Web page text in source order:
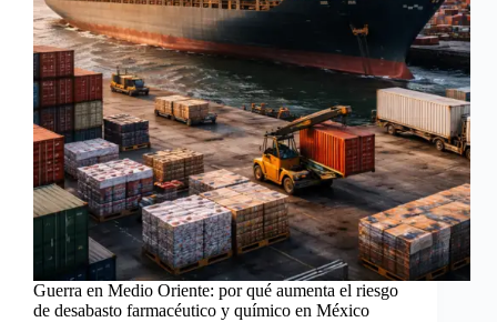
Guerra en Medio Oriente: por qué aumenta el riesgo
de desabasto farmacéutico y químico en México